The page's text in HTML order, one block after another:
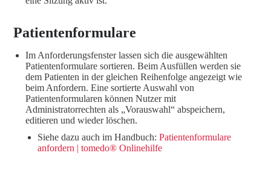
Patientenformulare
Im Anforderungsfenster lassen sich die ausgewählten
Patientenformulare sortieren. Beim Ausfüllen werden sie
dem Patienten in der gleichen Reihenfolge angezeigt wie
beim Anfordern. Eine sortierte Auswahl von
Patientenformularen können Nutzer mit
Administratorrechten als „Vorauswahl“ abspeichern,
editieren und wieder löschen.
Siehe dazu auch im Handbuch: Patientenformulare
anfordern | tomedo® Onlinehilfe